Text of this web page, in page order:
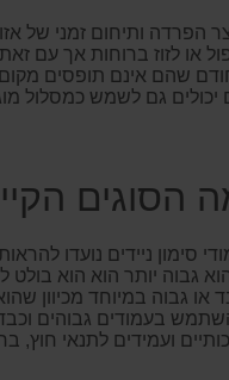
הפרדה ותיחום זמני של
או לזוז ברוחות אך עם
שהם אינם תופסים
יכולים גם לשמש כמסלול
הסוגים
סימון ניידים נועדו
גבוה יותר הוא הוא
או גבוה במיוחד מכיוון
בעמודים גבוהים
ועמידים לתנאי